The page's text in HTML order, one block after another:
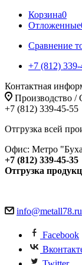
Корзина0
Отложенные
Сравнение
+7 (812)
Контактная
Производство
+7 (812) 339-45-55
Отгрузка всей
Офис: Метро
+7 (812) 339-45-35
Отгрузка
info@metall78.ru
Facebook